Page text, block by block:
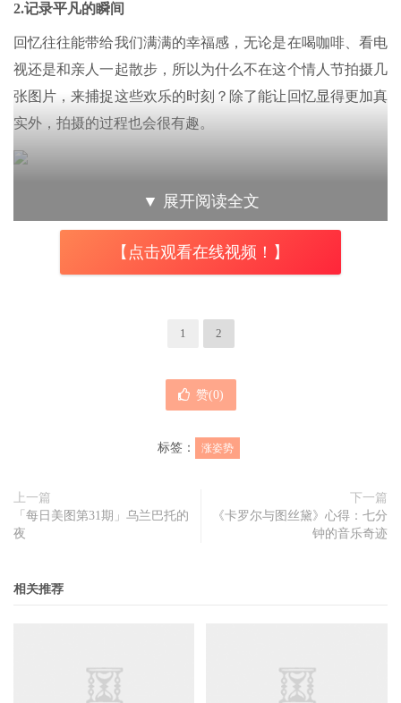
2.记录平凡的瞬间
回忆往往能带给我们满满的幸福感，无论是在喝咖啡、看电
视还是和亲人一起散步，所以为什么不在这个情人节拍摄几
张图片，来捕捉这些欢乐的时刻？除了能让回忆显得更加真
实外，拍摄的过程也会很有趣。
在屋顶上拍摄浪漫的情侣照似乎有点落于俗套，但由于光线
的影响，这样的照片的确会变得很独特。在每天的黄金时
段，日出后的第1个小时和日落前的最后1个小时内计划拍
影师拍摄的每幅图像都是独一无二的，而且你的照片将充满
对于那些希望照片永不过时的人来说，黑白故事是一个完美
摄影师不必依赖自然光线，可以手动操纵它完成创意的黑白
摄影。
到摄影师可能是一个很棒的主意。在探索新地方、享受自然
风景以及美味佳肴的同时，你还可以拍摄很多照片，这些图
▼ 展开阅读全文
【点击观看在线视频！】
1 2
赞(0)
标签： 涨姿势
上一篇
「每日美图第31期」乌兰巴托的
夜
下一篇
《卡罗尔与图丝黛》心得：七分
钟的音乐奇迹
相关推荐